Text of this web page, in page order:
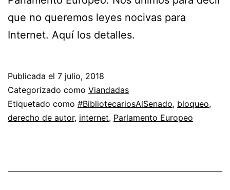
que no queremos leyes nocivas para
Internet. Aquí los detalles.
Publicada el 7 julio, 2018
Categorizado como Viandadas
Etiquetado como #BibliotecariosAlSenado, bloqueo,
derecho de autor, internet, Parlamento Europeo